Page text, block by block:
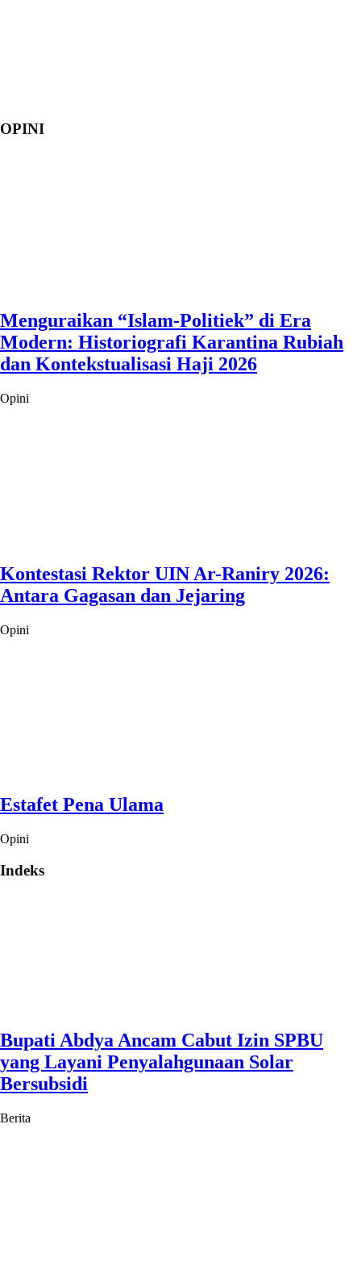
OPINI
Menguraikan “Islam-Politiek” di Era
Modern: Historiografi Karantina Rubiah
dan Kontekstualisasi Haji 2026
Opini
Kontestasi Rektor UIN Ar-Raniry 2026:
Antara Gagasan dan Jejaring
Opini
Estafet Pena Ulama
Opini
Indeks
Bupati Abdya Ancam Cabut Izin SPBU
yang Layani Penyalahgunaan Solar
Bersubsidi
Berita